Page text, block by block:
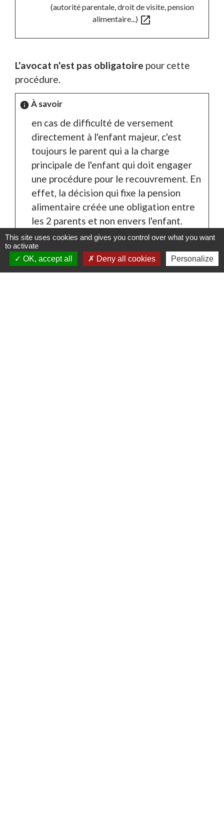
(autorité parentale, droit de visite, pension
alimentaire...) open_in_new
L'avocat n'est pas obligatoire pour cette
procédure.
info À savoir
en cas de difficulté de versement
directement à l'enfant majeur, c'est
toujours le parent qui a la charge
principale de l'enfant qui doit engager
une procédure pour le recouvrement. En
effet, la décision qui fixe la pension
alimentaire créée une obligation entre
les 2 parents et non envers l'enfant.
This site uses cookies and gives you control over what you want
to activate
OK, accept all
Deny all cookies Personalize